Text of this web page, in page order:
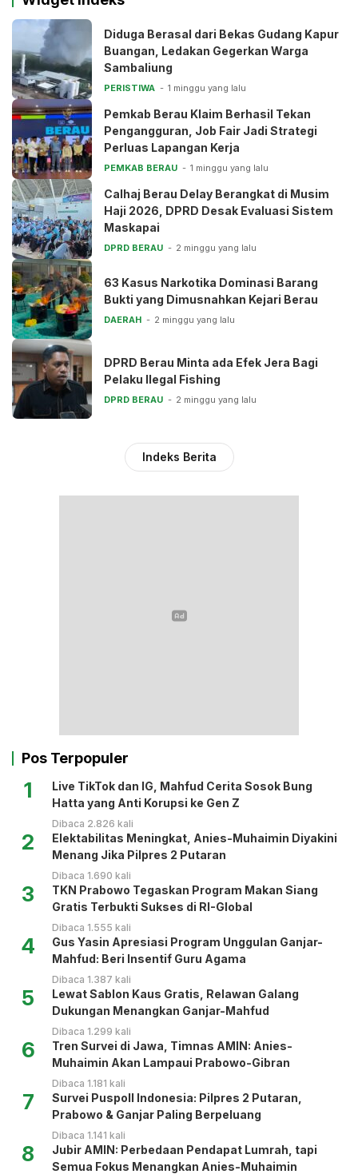
Diduga Berasal dari Bekas Gudang Kapur
Buangan, Ledakan Gegerkan Warga
Sambaliung
PERISTIWA 1 minggu yang lalu
Pemkab Berau Klaim Berhasil Tekan
Pengangguran, Job Fair Jadi Strategi
Perluas Lapangan Kerja
PEMKAB BERAU 1 minggu yang lalu
Calhaj Berau Delay Berangkat di Musim
Haji 2026, DPRD Desak Evaluasi Sistem
Maskapai
DPRD BERAU 2 minggu yang lalu
63 Kasus Narkotika Dominasi Barang
Bukti yang Dimusnahkan Kejari Berau
DAERAH 2 minggu yang lalu
DPRD Berau Minta ada Efek Jera Bagi
Pelaku Ilegal Fishing
DPRD BERAU 2 minggu yang lalu
Indeks Berita
Pos Terpopuler
1
Live TikTok dan IG, Mahfud Cerita Sosok Bung
Hatta yang Anti Korupsi ke Gen Z
Dibaca 2.826 kali
2
Elektabilitas Meningkat, Anies-Muhaimin Diyakini
Menang Jika Pilpres 2 Putaran
Dibaca 1.690 kali
3
TKN Prabowo Tegaskan Program Makan Siang
Gratis Terbukti Sukses di RI-Global
Dibaca 1.555 kali
4
Gus Yasin Apresiasi Program Unggulan Ganjar-
Mahfud: Beri Insentif Guru Agama
Dibaca 1.387 kali
5
Lewat Sablon Kaus Gratis, Relawan Galang
Dukungan Menangkan Ganjar-Mahfud
Dibaca 1.299 kali
6
Tren Survei di Jawa, Timnas AMIN: Anies-
Muhaimin Akan Lampaui Prabowo-Gibran
Dibaca 1.181 kali
7
Survei Puspoll Indonesia: Pilpres 2 Putaran,
Prabowo & Ganjar Paling Berpeluang
Dibaca 1.141 kali
8
Jubir AMIN: Perbedaan Pendapat Lumrah, tapi
Semua Fokus Menangkan Anies-Muhaimin